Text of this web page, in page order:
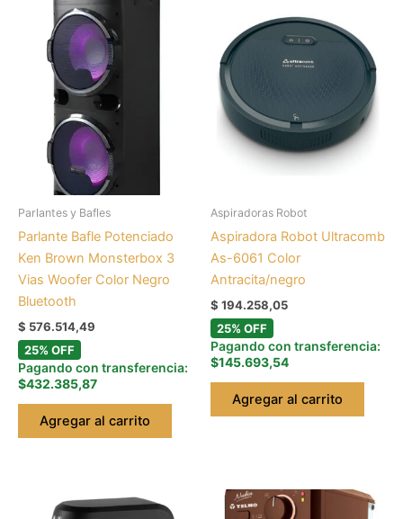
Parlantes y Bafles
Parlante Bafle Potenciado
Ken Brown Monsterbox 3
Vias Woofer Color Negro
Bluetooth
$ 576.514,49
25% OFF
Pagando con transferencia:
$432.385,87
Agregar al carrito
Aspiradoras Robot
Aspiradora Robot Ultracomb
As-6061 Color
Antracita/negro
$ 194.258,05
25% OFF
Pagando con transferencia:
$145.693,54
Agregar al carrito